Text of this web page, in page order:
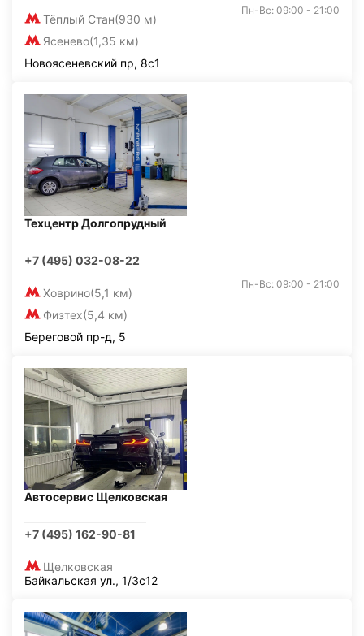
Тёплый Стан(930 м)
Ясенево(1,35 км)
Пн-Вс: 09:00 - 21:00
Новоясеневский пр, 8с1
Техцентр Долгопрудный
+7 (495) 032-08-22
Ховрино(5,1 км)
Физтех(5,4 км)
Пн-Вс: 09:00 - 21:00
Береговой пр-д, 5
Автосервис Щелковская
+7 (495) 162-90-81
Щелковская
Байкальская ул., 1/3с12